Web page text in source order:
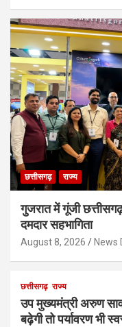
छत्तीसगढ़ राज्य
गुजरात में गूंजी
दमदार सहभागिता
August 8, 2026 News
छत्तीसगढ़ राज्य
उप मुख्यमंत्री अरुण साव
बढ़ेगी तो पर्यावरण भी